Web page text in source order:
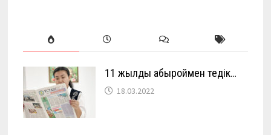
11 жылды абыроймен өтедік…
18.03.2022